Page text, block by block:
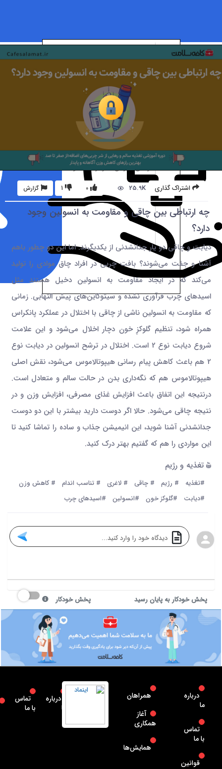
اشتراک گذاری 25.9K گزارش 1 0
چه ارتباطی بین چاقی و مقاومت به انسولین وجود
دارد؟
دیابت و چاقی دو یار جدانشدنی از یکدیگرند. اما این دو چطور باهم
آشنا و جفت می‌شوند؟ بافت چربی در افراد چاق موادی را تولید
می‌کند که در ایجاد مقاومت به انسولین دخیل هستند مثل
اسیدهای چرب فرآوری نشده و سیتوکاین‌های پیش التهابی. زمانی
که مقاومت به انسولین ناشی از چاقی با اختلال در عملکرد پانکراس
همراه شود، تنظیم گلوکزِ خون دچار اخلال می‌شود و این علامت
شروع دیابت نوع 2 است. اختلال در ترشح انسولین در دیابت نوع
2 هم باعث کاهش پیام رسانی هیپوتالاموس می‌شود، نقش اصلی
هیپوتالاموس هم که نگه‌داری بدن در حالت سالم و متعادل است.
درنتیجه این اتفاق باعث افزایش غذای مصرفی، افزایش وزن و در
نتیجه چاقی می‌شود. حالا اگر دوست دارید بیشتر با این دو دوست
جدانشدنی آشنا شوید، این انیمیشن جذاب و ساده را تماشا کنید تا
این مواردی را هم که گفتیم بهتر درک کنید.
تغذیه و رژیم
#تغذیه # رژیم # چاقی # لاغری # تناسب اندام
# کاهش وزن
#دیابت
#گلوکز خون #انسولین #اسیدهای چرب
پخش خودکار به پایان رسید پخش خودکار
درباره
ما
تماس
با ما
قوانین
همراهان
آغاز
همکاری
همایش‌ها
درباره
ما
تماس
با ما